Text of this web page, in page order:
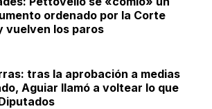
ordenado por la Corte
vuelven los paros
tras la aprobación a medias
Aguiar llamó a voltear lo que